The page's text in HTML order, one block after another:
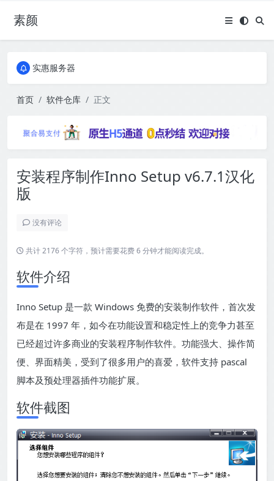
素颜
全国免费包邮流量卡
全国免费包邮流量卡
首页
软件仓库 正文
安装程序制作Inno Setup v6.7.1汉化
版
没有评论
共计 2176 个字符，预计需要花费 6 分钟才能阅读完成。
软件介绍
Inno Setup 是一款 Windows 免费的安装制作软件，首次发
布是在 1997 年，如今在功能设置和稳定性上的竞争力甚至
已经超过许多商业的安装程序制作软件。功能强大、操作简
便、界面精美，受到了很多用户的喜爱，软件支持 pascal
脚本及预处理器插件功能扩展。
软件截图